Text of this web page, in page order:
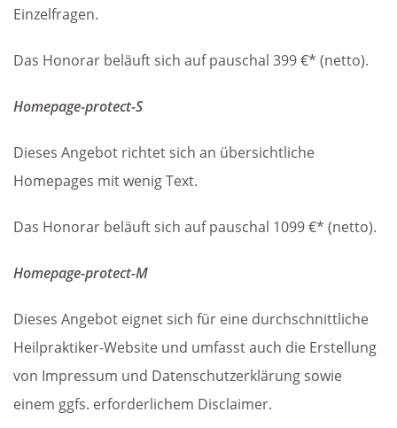
Einzelfragen.
Das Honorar beläuft sich auf pauschal 399 €* (netto).
Homepage-protect-S
Dieses Angebot richtet sich an übersichtliche
Homepages mit wenig Text.
Das Honorar beläuft sich auf pauschal 1099 €* (netto).
Homepage-protect-M
Dieses Angebot eignet sich für eine durchschnittliche
Heilpraktiker-Website und umfasst auch die Erstellung
von Impressum und Datenschutzerklärung sowie
einem ggfs. erforderlichem Disclaimer.